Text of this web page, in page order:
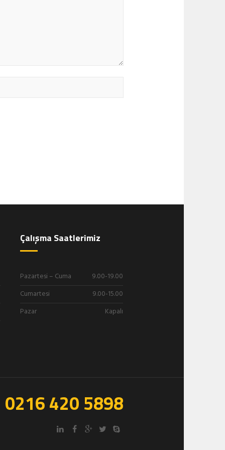
Çalışma Saatlerimiz
Pazartesi – Cuma
9.00-19.00
Cumartesi
9.00-15.00
Pazar
Kapalı
0216 420 5898